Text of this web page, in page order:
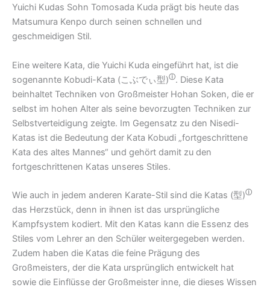
Yuichi Kudas Sohn Tomosada Kuda prägt bis heute das
Matsumura Kenpo durch seinen schnellen und
geschmeidigen Stil.
Eine weitere Kata, die Yuichi Kuda eingeführt hat, ist die
sogenannte Kobudi-Kata (こぶでぃ型)ⓘ. Diese Kata
beinhaltet Techniken von Großmeister Hohan Soken, die er
selbst im hohen Alter als seine bevorzugten Techniken zur
Selbstverteidigung zeigte. Im Gegensatz zu den Nisedi-
Katas ist die Bedeutung der Kata Kobudi „fortgeschrittene
Kata des altes Mannes“ und gehört damit zu den
fortgeschrittenen Katas unseres Stiles.
Wie auch in jedem anderen Karate-Stil sind die Katas (型)ⓘ
das Herzstück, denn in ihnen ist das ursprüngliche
Kampfsystem kodiert. Mit den Katas kann die Essenz des
Stiles vom Lehrer an den Schüler weitergegeben werden.
Zudem haben die Katas die feine Prägung des
Großmeisters, der die Kata ursprünglich entwickelt hat
sowie die Einflüsse der Großmeister inne, die dieses Wissen